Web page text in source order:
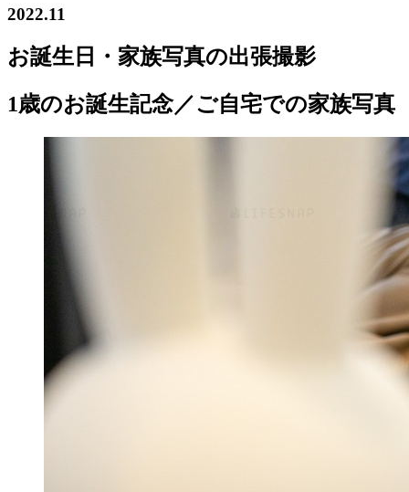
2022.11
お誕生日・家族写真の出張撮影
1歳のお誕生記念／ご自宅での家族写真